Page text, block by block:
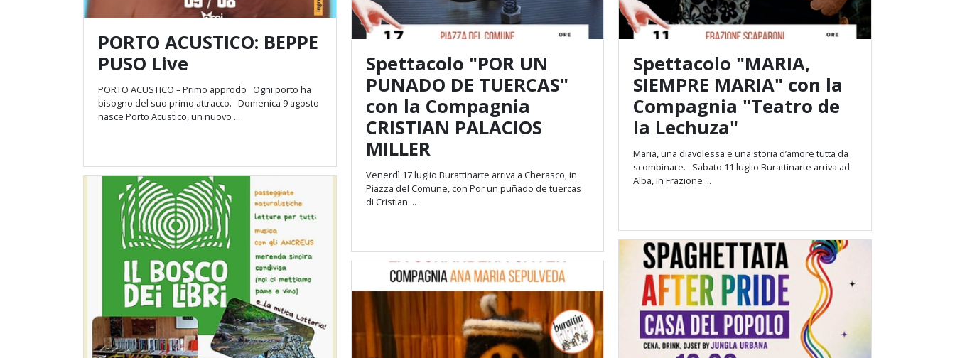
PORTO ACUSTICO: BEPPE
PUSO Live
PORTO ACUSTICO – Primo approdo Ogni porto ha
bisogno del suo primo attracco. Domenica 9 agosto
nasce Porto Acustico, un nuovo ...
Spettacolo "POR UN
PUNADO DE TUERCAS"
con la Compagnia
CRISTIAN PALACIOS
MILLER
Venerdì 17 luglio Burattinarte arriva a Cherasco, in
Piazza del Comune, con Por un puñado de tuercas
di Cristian ...
Spettacolo "MARIA,
SIEMPRE MARIA" con la
Compagnia "Teatro de
la Lechuza"
Maria, una diavolessa e una storia d’amore tutta da
scombinare. Sabato 11 luglio Burattinarte arriva ad
Alba, in Frazione ...